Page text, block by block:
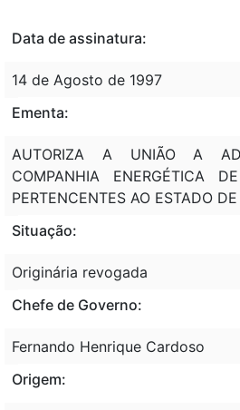
Data de assinatura:
14 de Agosto de 1997
Ementa:
AUTORIZA A UNIÃO A
COMPANHIA ENERGÉTICA
PERTENCENTES AO ESTADO
Situação:
Originária revogada
Chefe de Governo:
Fernando Henrique Cardoso
Origem: